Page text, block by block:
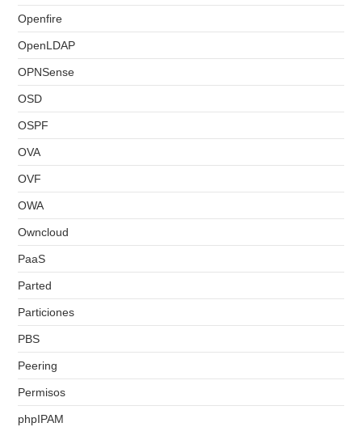
Openfire
OpenLDAP
OPNSense
OSD
OSPF
OVA
OVF
OWA
Owncloud
PaaS
Parted
Particiones
PBS
Peering
Permisos
phpIPAM